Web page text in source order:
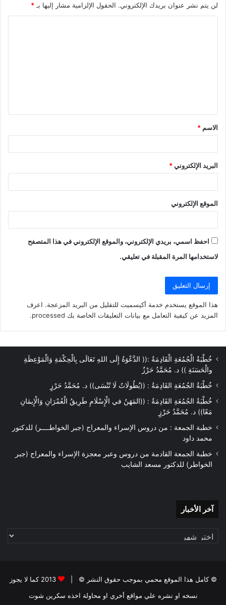
لن يتم نشر عنوان بريدك الإلكتروني. الحقول الإلزامية مشار إليها بـ *
ق
*
الاسم *
البريد الإلكتروني*
الموقع الإلكتروني
احفظ اسمي، بريدي الإلكتروني، والموقع الإلكتروني في هذا المتصفح
لاستخدامها المرة المقبلة في تعليقي.
هذا الموقع يستخدم خدمة أكيسميت للتقليل من البريد المزعجة. اعرف
المزيد عن كيفية التعامل مع بيانات التعليقات الخاصة بك processed
.
خُطْبَةُ الْجُمُعَةِ الْقَادِمَةُ :(( الدَّعْوَةُ إِلَى اللهِ تَعَالَى بِالْحِكْمَةِ وَالْمَوْعِظَةِ
والْحَسَنَةِ )) د. مُحَمَّدُ حَرْزٌ
خُطْبَةُ الجُمُعَةِ القَادِمَةُ : ((بُطُولَاتٌ لَا تُنْسَى)) د. مُحَمَّدُ حَرْزٍ
خُطْبَةُ الجُمُعَةِ القَادِمَةُ : ((المَهَنُ في الْإِسْلَامِ طَرِيقُ الْعُمْرَانِ وَالْإِيمَانِ
مَعًا)) د. مُحَمَّدُ حَرْزٍ
خطبة الجمعة : من دروس الإسراء والمعراج (جبر الخواطــــر) للدكتور
محمد داود
خطبة الجمعة القادمة من دروس وعبر معجزة الإسراء والمعراج (جبر
الخواطر) للدكتور مسعد الشايب
آخر الأخبار
© كامل هذا الموقع محمي بموجب حقوق النشر © |
2013 كما لا يجوز
نسخه او نشره علي مواقع أخري او محاولة اخذه سكرين شوت